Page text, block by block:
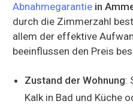
Abnahmegarantie in
durch die Zimmerzahl
allem der effektive
beeinflussen den Preis
Zustand der Wohnung:
Kalk in Bad und Küche